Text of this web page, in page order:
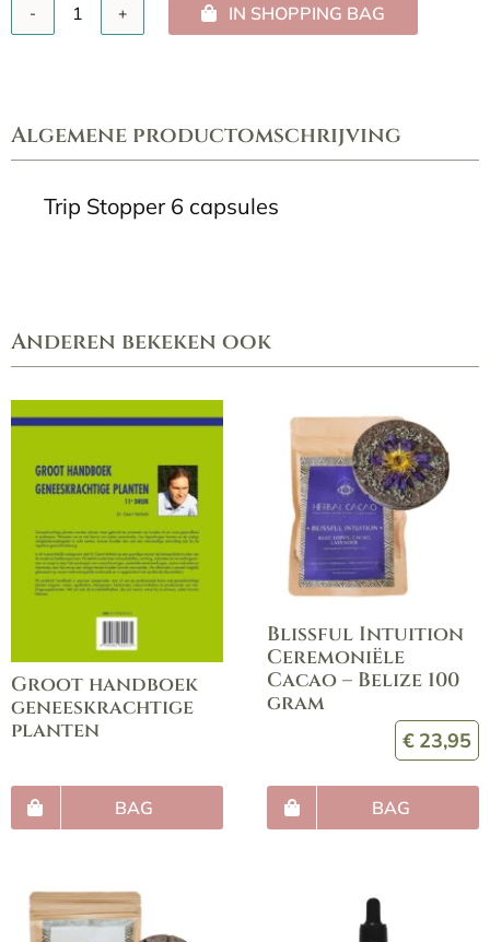
Trip
IN SHOPPING BAG
Algemene productomschrijving
Trip Stopper 6 capsules
Anderen bekeken ook
Groot handboek
geneeskrachtige
planten
BAG
Blissful Intuition
Ceremoniële
Cacao – Belize 100
gram
€ 23,95
BAG